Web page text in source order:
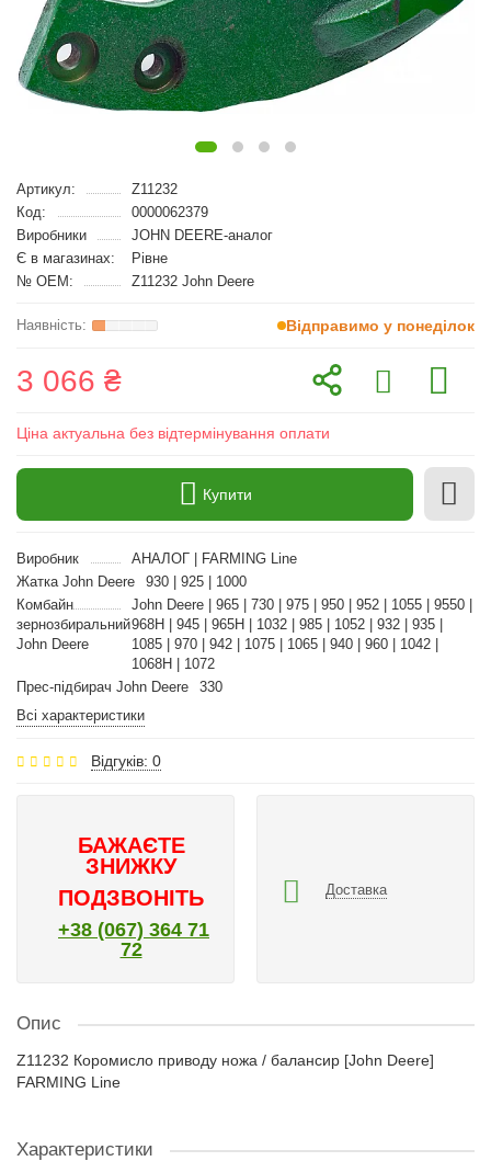
Артикул:
Z11232
Код:
0000062379
Виробники
JOHN DEERE-аналог
Є в магазинах:
Рівне
№ OEM:
Z11232 John Deere
Відправимо у понеділок
3 066 ₴
Ціна актуальна без відтермінування оплати
Купити
Виробник
АНАЛОГ | FARMING Line
Жатка John Deere
930 | 925 | 1000
Комбайн
зернозбиральний
John Deere
John Deere | 965 | 730 | 975 | 950 | 952 | 1055 | 9550 |
968H | 945 | 965H | 1032 | 985 | 1052 | 932 | 935 |
1085 | 970 | 942 | 1075 | 1065 | 940 | 960 | 1042 |
1068H | 1072
Прес-підбирач John Deere
330
Всі характеристики
Відгуків: 0
БАЖАЄТЕ
ЗНИЖКУ
ПОДЗВОНІТЬ
+38 (067) 364 71
72
Доставка
Опис
Z11232 Коромисло приводу ножа / балансир [John Deere]
FARMING Line
Характеристики